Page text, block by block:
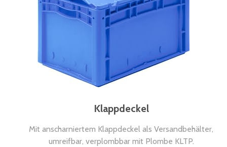
Klappdeckel
Mit anscharniertem Klappdeckel als Versandbehälter,
umreifbar, verplombbar mit Plombe KLTP.